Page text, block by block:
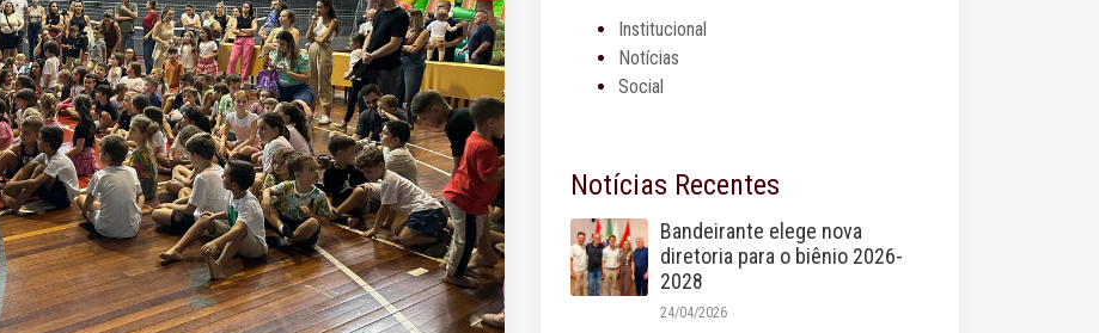
Institucional
Notícias
Social
Notícias Recentes
Bandeirante elege nova
diretoria para o biênio 2026-
2028
24/04/2026